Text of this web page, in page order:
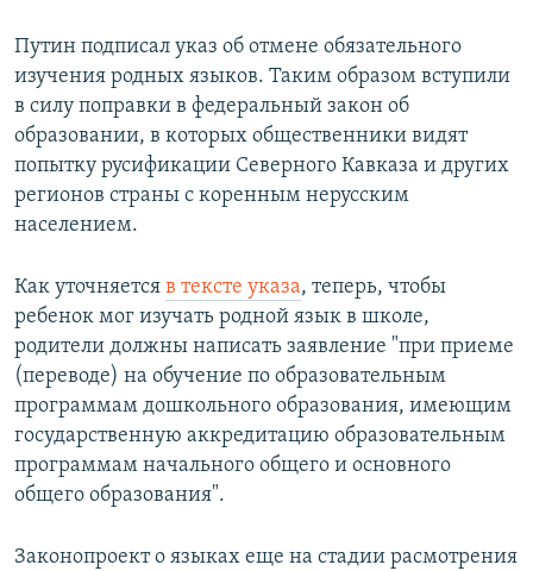
Все сайты РСЕ/РС
Путин подписал указ об отмене обязательного
изучения родных языков. Таким образом вступили
в силу поправки в федеральный закон об
образовании, в которых общественники видят
попытку русификации Северного Кавказа и других
регионов страны с коренным нерусским
населением.
Как уточняется в тексте указа, теперь, чтобы
ребенок мог изучать родной язык в школе,
родители должны написать заявление "при приеме
(переводе) на обучение по образовательным
программам дошкольного образования, имеющим
государственную аккредитацию образовательным
программам начального общего и основного
общего образования".
Законопроект о языках еще на стадии расмотрения